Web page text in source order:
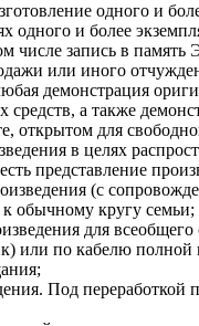
одного и
одного и более
числе запись в
или иного
демонстрация
а также
открытом для
в целях
представление
(с
обычному кругу семьи;
для
или по кабелю
Под переработкой